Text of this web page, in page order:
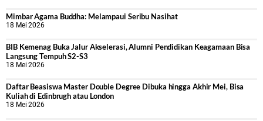
Mimbar Agama Buddha: Melampaui Seribu Nasihat
18 Mei 2026
BIB Kemenag Buka Jalur Akselerasi, Alumni Pendidikan Keagamaan Bisa
Langsung Tempuh S2-S3
18 Mei 2026
Daftar Beasiswa Master Double Degree Dibuka hingga Akhir Mei, Bisa
Kuliah di Edinbrugh atau London
18 Mei 2026